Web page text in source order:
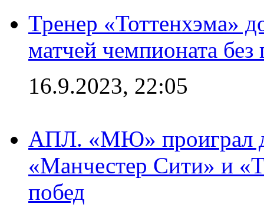
Тренер «Тоттенхэма»
матчей чемпионата
16.9.2023, 22:05
АПЛ. «МЮ» проиграл
«Манчестер Сити» и
побед